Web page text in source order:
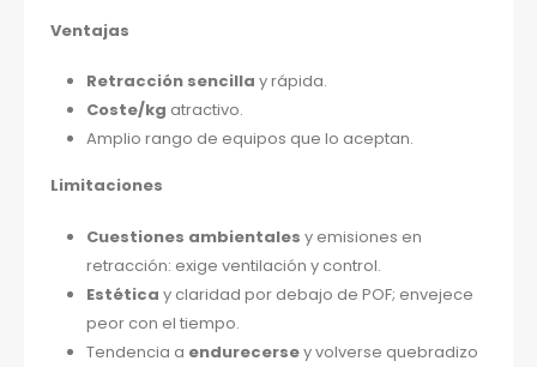
Ventajas
Retracción sencilla y rápida.
Coste/kg atractivo.
Amplio rango de equipos que lo aceptan.
Limitaciones
Cuestiones ambientales y emisiones en
retracción: exige ventilación y control.
Estética y claridad por debajo de POF; envejece
peor con el tiempo.
Tendencia a endurecersey volverse quebradizo